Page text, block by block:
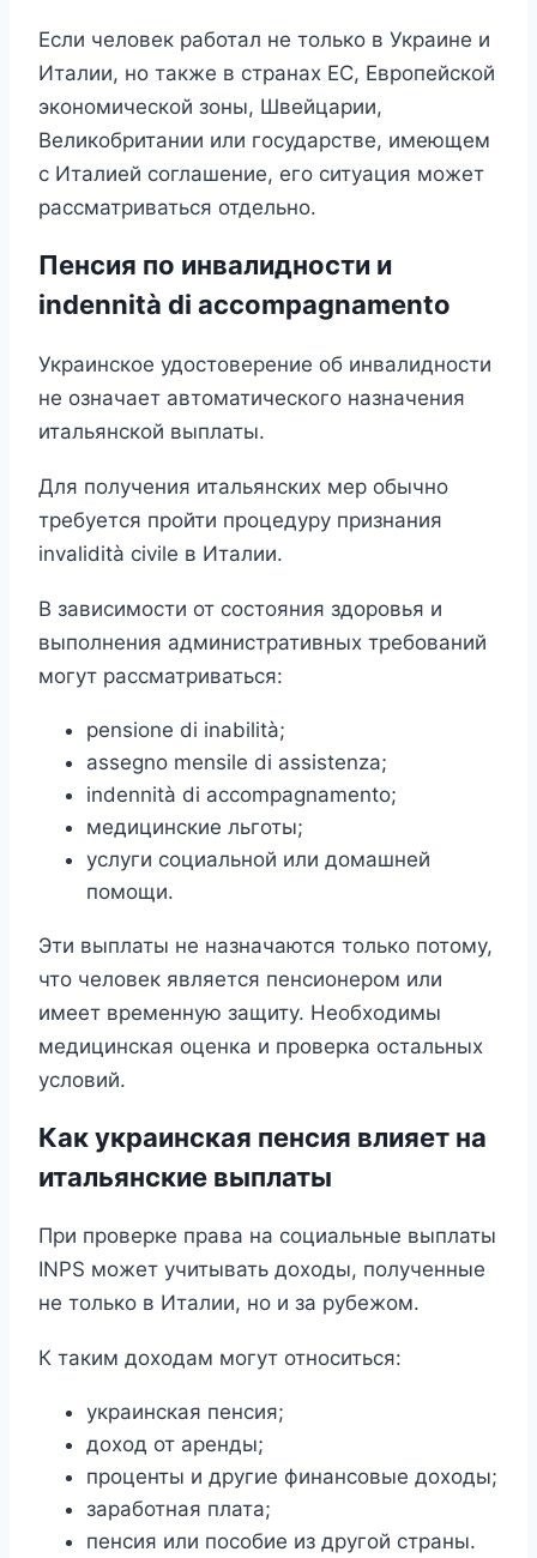
Если человек работал не только в Украине и
Италии, но также в странах ЕС, Европейской
экономической зоны, Швейцарии,
Великобритании или государстве, имеющем
с Италией соглашение, его ситуация может
рассматриваться отдельно.
Пенсия по инвалидности и
indennità di accompagnamento
Украинское удостоверение об инвалидности
не означает автоматического назначения
итальянской выплаты.
Для получения итальянских мер обычно
требуется пройти процедуру признания
invalidità civile в Италии.
В зависимости от состояния здоровья и
выполнения административных требований
могут рассматриваться:
pensione di inabilità;
assegno mensile di assistenza;
indennità di accompagnamento;
медицинские льготы;
услуги социальной или домашней
помощи.
Эти выплаты не назначаются только потому,
что человек является пенсионером или
имеет временную защиту. Необходимы
медицинская оценка и проверка остальных
условий.
Как украинская пенсия влияет на
итальянские выплаты
При проверке права на социальные выплаты
INPS может учитывать доходы, полученные
не только в Италии, но и за рубежом.
К таким доходам могут относиться:
украинская пенсия;
доход от аренды;
проценты и другие финансовые доходы;
заработная плата;
пенсия или пособие из другой страны.